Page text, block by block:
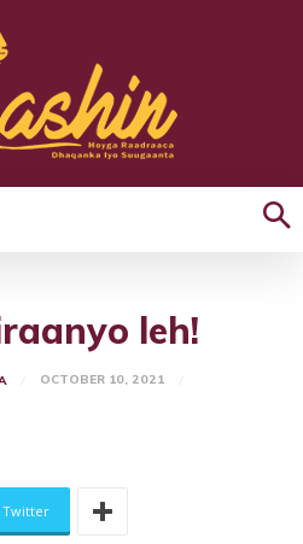
leh!
OCTOBER 10, 2021
Twitter